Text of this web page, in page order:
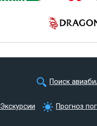
Поиск
Экскурсии Прогноз